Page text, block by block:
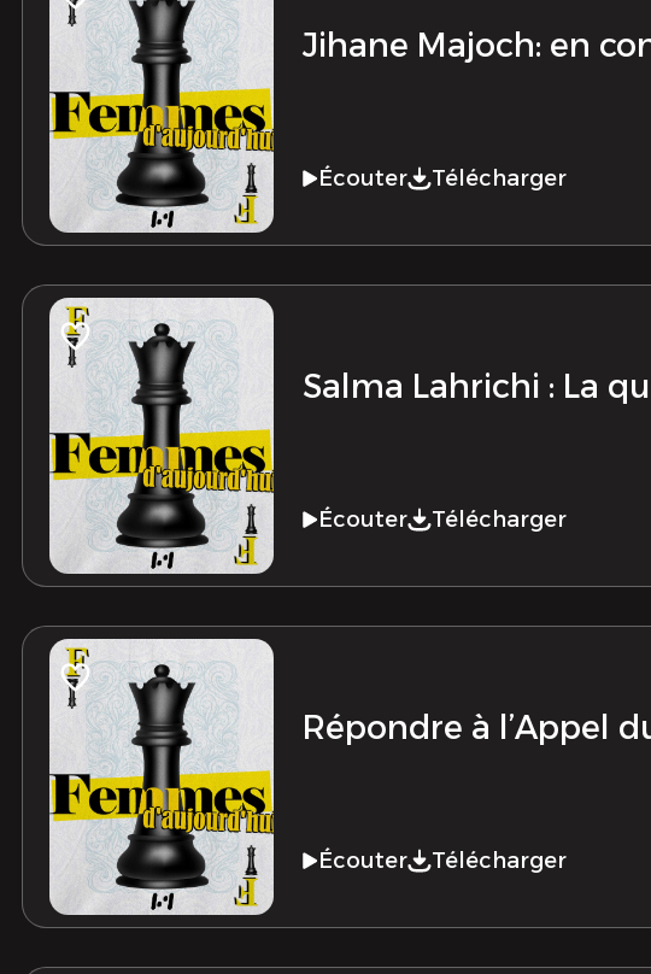
Jihane Majoch: en
Écouter Télécharger
Salma Lahrichi : La
Écouter Télécharger
Répondre à l’Appel
Écouter Télécharger